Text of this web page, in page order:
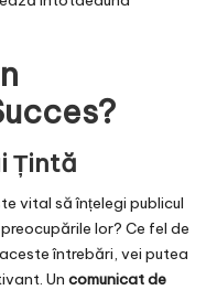
Țintă
vital să înțelegi publicul
lor? Ce fel de
întrebări, vei putea
Un comunicat de